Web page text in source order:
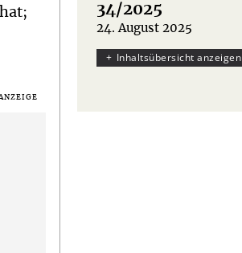
34/2025
:
24. August 2025
Inhaltsübersicht anzeigen